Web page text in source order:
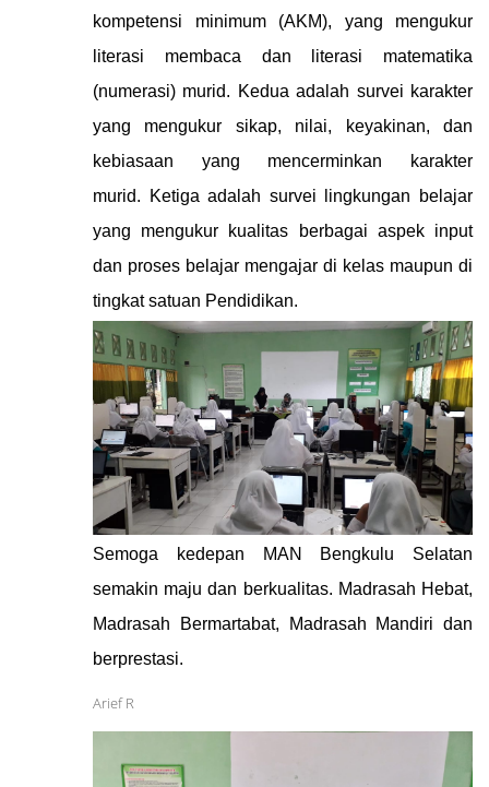
kompetensi minimum (AKM), yang mengukur
literasi membaca dan literasi matematika
(numerasi) murid. Kedua adalah survei karakter
yang mengukur sikap, nilai, keyakinan, dan
kebiasaan yang mencerminkan karakter
murid.
Ketiga adalah survei lingkungan belajar
yang mengukur kualitas berbagai aspek input
dan proses belajar mengajar di kelas maupun di
tingkat satuan Pendidikan.
Semoga kedepan MAN Bengkulu Selatan
semakin maju dan berkualitas. Madrasah Hebat,
Madrasah Bermartabat, Madrasah Mandiri dan
berprestasi.
Arief R